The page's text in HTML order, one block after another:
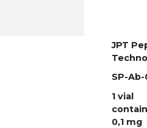
JPT
SP-Ab-
1 vial
0,1 mg